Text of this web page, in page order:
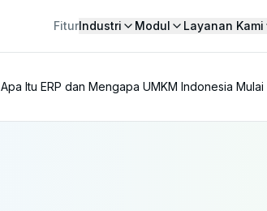
FiturIndustri Modul Layanan Kami
Apa Itu ERP dan Mengapa UMKM Indonesia